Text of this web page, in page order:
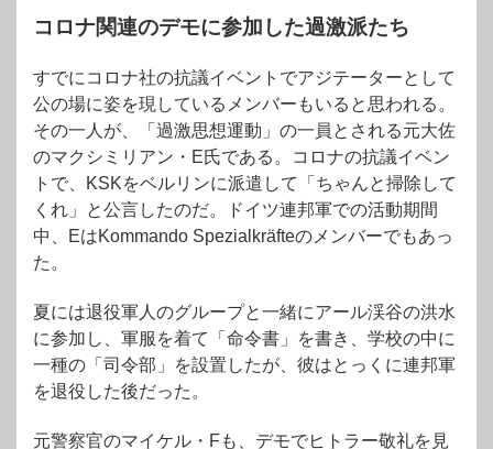
コロナ関連のデモに参加した過激派たち
すでにコロナ社の抗議イベントでアジテーターとして
公の場に姿を現しているメンバーもいると思われる。
その一人が、「過激思想運動」の一員とされる元大佐
のマクシミリアン・E氏である。コロナの抗議イベン
トで、KSKをベルリンに派遣して「ちゃんと掃除して
くれ」と公言したのだ。ドイツ連邦軍での活動期間
中、EはKommando Spezialkräfteのメンバーでもあっ
た。
夏には退役軍人のグループと一緒にアール渓谷の洪水
に参加し、軍服を着て「命令書」を書き、学校の中に
一種の「司令部」を設置したが、彼はとっくに連邦軍
を退役した後だった。
元警察官のマイケル・Fも、デモでヒトラー敬礼を見